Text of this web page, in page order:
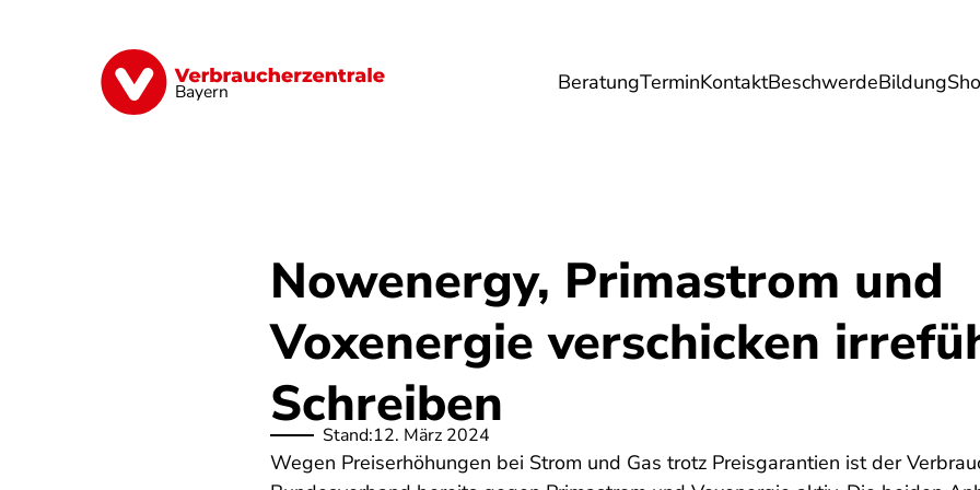
Bayern BeratungTerminKontaktBeschwerdeBildung
Finanzen Digitales Lebensmittel Umwelt Gesundheit Energie
Nowenergy, Primastrom und
Voxenergie verschicken
Schreiben
Stand:12. März 2024
Wegen Preiserhöhungen bei Strom und Gas trotz Preisgarantien ist der